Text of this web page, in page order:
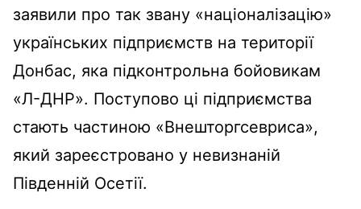
заявили про так звану «націоналізацію»
українських підприємств на території
Донбас, яка підконтрольна бойовикам
«Л-ДНР». Поступово ці підприємства
стають частиною «Внешторгсевриса»,
який зареєстровано у невизнаній
Південній Осетії.